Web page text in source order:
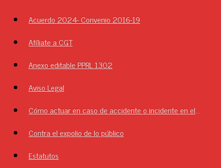
Acuerdo 2024- Convenio 2016-19
Afíliate a CGT
Anexo editable PPRL 1302
Aviso Legal
Cómo actuar en caso de accidente o incidente en el Ayuntamiento.
Contra el expolio de lo público
Estatutos